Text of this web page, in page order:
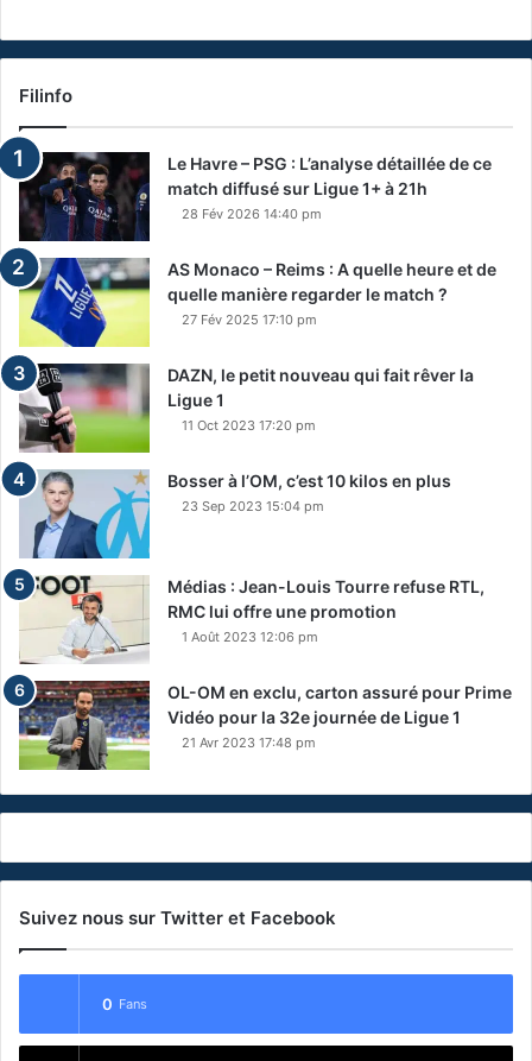
Filinfo
Le Havre – PSG : L’analyse détaillée de ce
match diffusé sur Ligue 1+ à 21h
28 Fév 2026 14:40 pm
AS Monaco – Reims : A quelle heure et de
quelle manière regarder le match ?
27 Fév 2025 17:10 pm
DAZN, le petit nouveau qui fait rêver la
Ligue 1
11 Oct 2023 17:20 pm
Bosser à l’OM, c’est 10 kilos en plus
23 Sep 2023 15:04 pm
Médias : Jean-Louis Tourre refuse RTL,
RMC lui offre une promotion
1 Août 2023 12:06 pm
OL-OM en exclu, carton assuré pour Prime
Vidéo pour la 32e journée de Ligue 1
21 Avr 2023 17:48 pm
Suivez nous sur Twitter et Facebook
0 Fans